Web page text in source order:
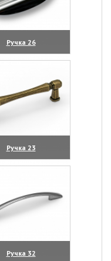
Ручка 26
(увеличить)
Ручка 23
(увеличить)
Ручка 32